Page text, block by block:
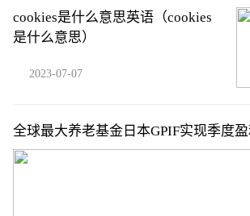
cookies是什么意思英语（cookies
是什么意思）
2023-07-07
全球最大养老基金日本GPIF实现季度
高